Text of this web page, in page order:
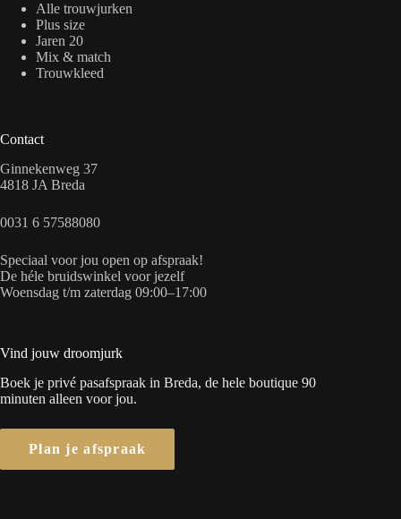
Alle trouwjurken
Plus size
Jaren 20
Mix & match
Trouwkleed
Contact
Ginnekenweg 37
4818 JA Breda
0031 6 57588080
Speciaal voor jou open op afspraak!
De héle bruidswinkel voor jezelf
Woensdag t/m zaterdag 09:00–17:00
Vind jouw droomjurk
Boek je privé pasafspraak in Breda, de hele boutique 90
minuten alleen voor jou.
Plan je afspraak